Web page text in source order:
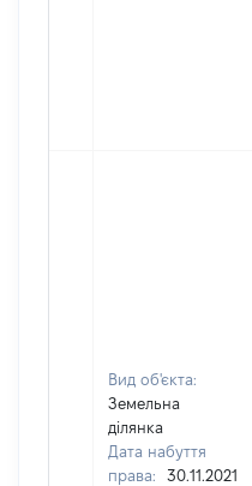
Вид об'єкта:
Земельна
ділянка
Дата набуття
права:
30.11.2021